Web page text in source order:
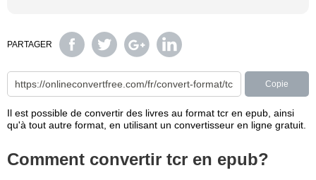
PARTAGER
Copie
Il est possible de convertir des livres au format tcr en epub, ainsi
qu'à tout autre format, en utilisant un convertisseur en ligne gratuit.
Comment convertir tcr en epub?